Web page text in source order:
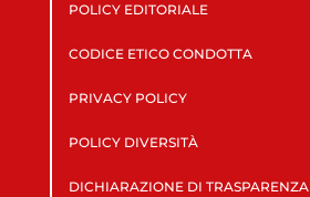
POLICY EDITORIALE
CODICE ETICO CONDOTTA
PRIVACY POLICY
POLICY DIVERSITÀ
DICHIARAZIONE DI TRASPARENZA